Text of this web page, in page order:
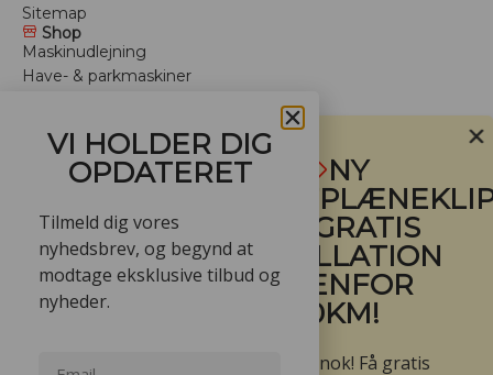
Sitemap
Shop
Maskinudlejning
Have- & parkmaskiner
Arbejdstøj
Trailere
Værksted
Vinteropbevaring
Tilbud
For professionelle
Benzin plæneklipper
Hækkeklipper batteri
NY
- FÅ GRATIS
INSTALLATION
INDENFOR
60KM!
Ja den er go’ nok! Få gratis
VI HOLDER DIG
OPDATERET
Tilmeld dig vores
nyhedsbrev, og begynd at
modtage eksklusive tilbud og
nyheder.